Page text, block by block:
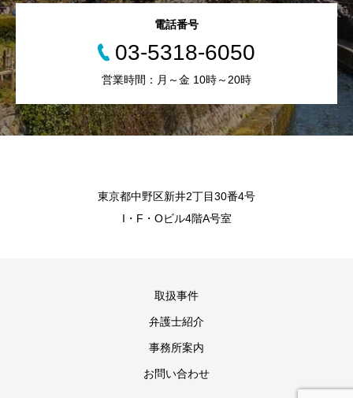
電話番号
03-5318-6050
営業時間：月～金 10時～20時
東京都中野区新井2丁目30番4号
I・F・Oビル4階A号室
取扱事件
弁護士紹介
事務所案内
お問い合わせ